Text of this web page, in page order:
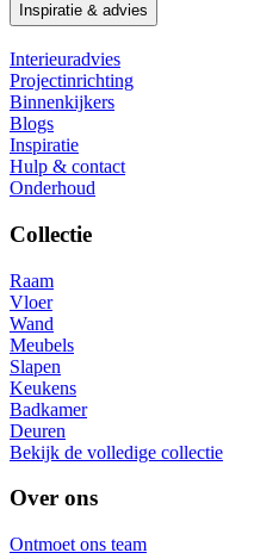
Inspiratie & advies
Interieuradvies
Projectinrichting
Binnenkijkers
Blogs
Inspiratie
Hulp & contact
Onderhoud
Collectie
Raam
Vloer
Wand
Meubels
Slapen
Keukens
Badkamer
Deuren
Bekijk de volledige collectie
Over ons
Ontmoet ons team